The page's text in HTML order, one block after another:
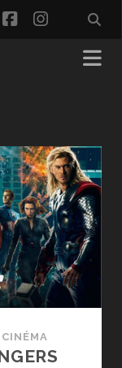
facebook
CINÉMA